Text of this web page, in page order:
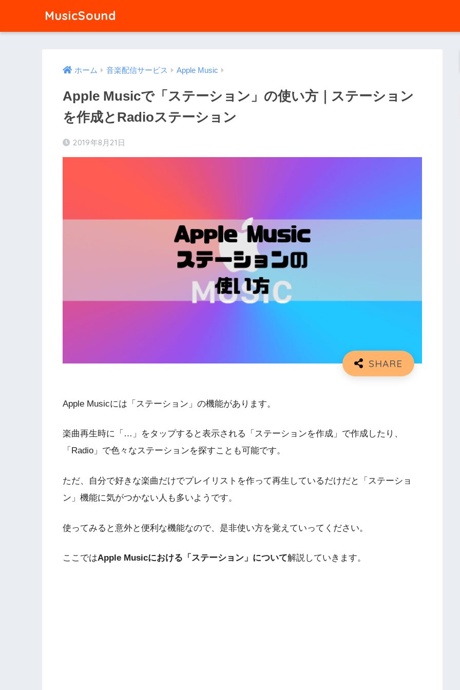
MusicSound
ホーム 音楽配信サービス Apple Music
Apple Musicで「ステーション」の使い方｜ステーション
を作成とRadioステーション
2019年8月21日
Apple Musicには「ステーション」の機能があります。
楽曲再生時に「…」をタップすると表示される「ステーションを作成」で作成したり、
「Radio」で色々なステーションを探すことも可能です。
ただ、自分で好きな楽曲だけでプレイリストを作って再生しているだけだと「ステーショ
ン」機能に気がつかない人も多いようです。
使ってみると意外と便利な機能なので、是非使い方を覚えていってください。
ここではApple Musicにおける「ステーション」について解説していきます。